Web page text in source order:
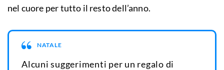
nel cuore per tutto il resto dell’anno.
NATALE
Alcuni suggerimenti per un regalo di